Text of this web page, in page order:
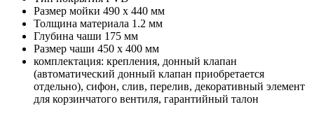
Размер мойки 490 x 440 мм
Толщина материала 1.2 мм
Глубина чаши 175 мм
Размер чаши 450 x 400 мм
комплектация: крепления, донный клапан
(автоматический донный клапан приобретается
отдельно), сифон, слив, перелив, декоративный элемент
для корзинчатого вентиля, гарантийный талон